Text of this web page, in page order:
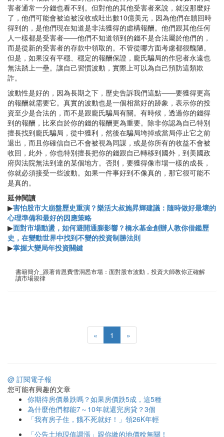
害者通常一分錢也看不到。但對他的其他受害者來說，就沒那麼好
了，他們可能會被迫被沒收或吐出數10億美元，因為他們在贖回時
得到的，是他們現在知道是非法獲得的虛構報酬。他們跟其他任何
人一樣都是受害者——他們不知道領到的錢不是合法屬於他們的，
而是從新的受害者的存款中領取的。不管從哪方面考慮都很醜陋。
但是，如果沒有平穩、穩定的報酬保證，龐氏騙局的作惡者永遠也
無法踏上一壘。讓自己習慣波動，實際上可以為自己預防這類欺
詐。
波動性是好的，因為長期之下，歷史告訴我們這點——要獲得更高
的報酬就需要它。真實的波動也是一個相當好的跡象，表示你的投
資至少是合法的，而不是跟龐氏騙局有關。有時候，透過你的錢得
到的報酬，比來自於你的錢的報酬更為重要。除非你認為自己特別
擅長找到龐氏騙局，從中獲利，然後在騙局垮掉或當局停止它之前
退出，而且你確信自己不會被視為同謀，或是你所有的收益不會被
收回，此外，你也特別擅長把你的錢跟自己轉移到國外，到美國政
府與法院無法到達的某個地方。否則，要獲得像市場一樣的成長，
你就必須接受一些波動。如果一件事好到不像真的，那它很可能不
是真的。
延伸閱讀
▶害怕股市大崩盤歷史重演？樂活大叔施昇輝建議：隨時做好最壞的
心理準備和最好的因應策略
▶面對市場動盪，如何避開通膨影響？橋水基金創辦人教你借鑑歷
史，在變動世界中找到不變的投資制勝法則
▶掌握大變局年投資關鍵
書籍簡介_跟著肯恩費雪洞悉市場：面對股市波動，投資大師教你正確解
讀市場規律
« 1 »
@ 訂閱電子報
您可能有興趣的文章
你期待房價暴跌嗎？如果房價跌5成，這5種
為什麼他們都能7～10年就還完房貸？3個
「我有房子住，餓不死就好！」領26K年輕
「公告土地現值調漲」跟你繳的地價稅無關！